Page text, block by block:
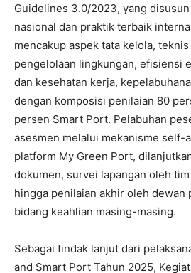
Guidelines 3.0/2023, yang
nasional dan praktik terbaik
mencakup aspek tata kelola,
pengelolaan lingkungan, efisiensi
dan kesehatan kerja,
dengan komposisi penilaian 80
persen Smart Port. Pelabuhan
asesmen melalui mekanisme self-
platform My Green Port,
dokumen, survei lapangan oleh
hingga penilaian akhir oleh dewan
bidang keahlian masing-masing.
Sebagai tindak lanjut dari
and Smart Port Tahun 2025,